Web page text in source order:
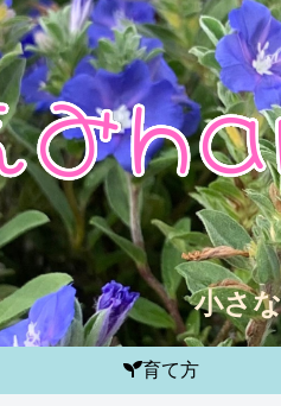
小さ
育て方